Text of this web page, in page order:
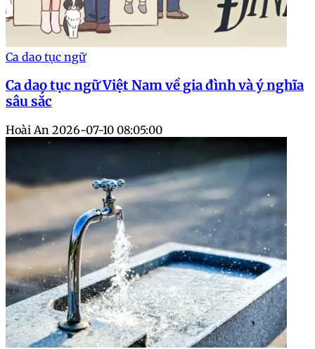
Ca dao tục ngữ
Ca dao tục ngữ Việt Nam về gia đình và ý nghĩa
sâu sắc
Hoài An 2026-07-10 08:05:00